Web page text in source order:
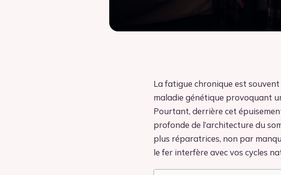
La fatigue chronique est souvent
maladie génétique provoquant
Pourtant, derrière cet
profonde de l’architecture du
plus réparatrices, non par
le fer interfère avec vos cycles